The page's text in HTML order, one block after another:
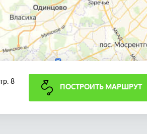
8
ПОСТРОИТЬ МАРШРУТ